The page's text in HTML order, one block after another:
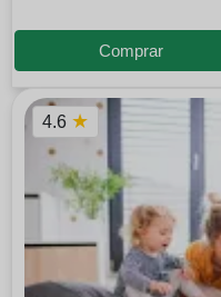
Comprar
4.6 ★